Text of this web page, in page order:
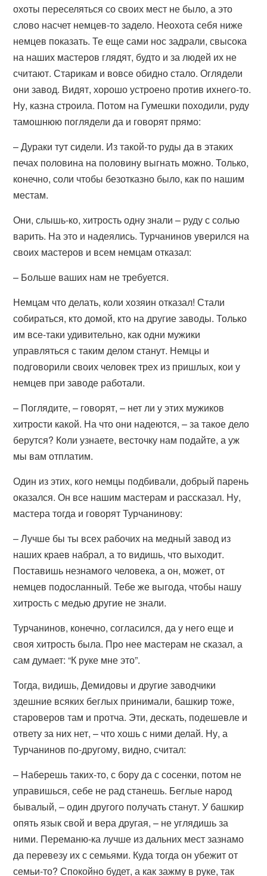
охоты переселяться со своих мест не было, а это
слово насчет немцев-то задело. Неохота себя ниже
немцев показать. Те еще сами нос задрали, свысока
на наших мастеров глядят, будто и за людей их не
считают. Старикам и вовсе обидно стало. Оглядели
они завод. Видят, хорошо устроено против ихнего-то.
Ну, казна строила. Потом на Гумешки походили, руду
тамошнюю поглядели да и говорят прямо:
– Дураки тут сидели. Из такой-то руды да в этаких
печах половина на половину выгнать можно. Только,
конечно, соли чтобы безотказно было, как по нашим
местам.
Они, слышь-ко, хитрость одну знали – руду с солью
варить. На это и надеялись. Турчанинов уверился на
своих мастеров и всем немцам отказал:
– Больше ваших нам не требуется.
Немцам что делать, коли хозяин отказал! Стали
собираться, кто домой, кто на другие заводы. Только
им все-таки удивительно, как одни мужики
управляться с таким делом станут. Немцы и
подговорили своих человек трех из пришлых, кои у
немцев при заводе работали.
– Поглядите, – говорят, – нет ли у этих мужиков
хитрости какой. На что они надеются, – за такое дело
берутся? Коли узнаете, весточку нам подайте, а уж
мы вам отплатим.
Один из этих, кого немцы подбивали, добрый парень
оказался. Он все нашим мастерам и рассказал. Ну,
мастера тогда и говорят Турчанинову:
– Лучше бы ты всех рабочих на медный завод из
наших краев набрал, а то видишь, что выходит.
Поставишь незнамого человека, а он, может, от
немцев подосланный. Тебе же выгода, чтобы нашу
хитрость с медью другие не знали.
Турчанинов, конечно, согласился, да у него еще и
своя хитрость была. Про нее мастерам не сказал, а
сам думает: “К руке мне это”.
Тогда, видишь, Демидовы и другие заводчики
здешние всяких беглых принимали, башкир тоже,
староверов там и протча. Эти, дескать, подешевле и
ответу за них нет, – что хошь с ними делай. Ну, а
Турчанинов по-другому, видно, считал:
– Наберешь таких-то, с бору да с сосенки, потом не
управишься, себе не рад станешь. Беглые народ
бывалый, – один другого получать станут. У башкир
опять язык свой и вера другая, – не углядишь за
ними. Переманю-ка лучше из дальних мест зазнамо
да перевезу их с семьями. Куда тогда он убежит от
семьи-то? Спокойно будет, а как зажму в руке, так